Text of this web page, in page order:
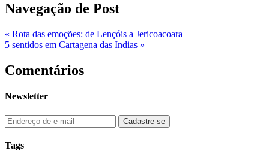
Navegação de Post
« Rota das emoções: de Lençóis a Jericoacoara
5 sentidos em Cartagena das Indias »
Comentários
Newsletter
Tags